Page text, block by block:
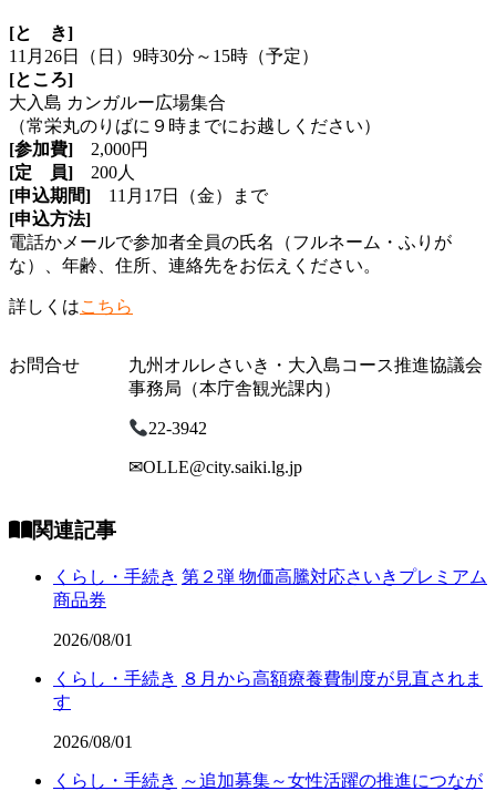
[と き]
11月26日（日）9時30分～15時（予定）
[ところ]
大入島 カンガルー広場集合
（常栄丸のりばに９時までにお越しください）
[参加費] 2,000円
[定 員] 200人
[申込期間] 11月17日（金）まで
[申込方法]
電話かメールで参加者全員の氏名（フルネーム・ふりが
な）、年齢、住所、連絡先をお伝えください。
詳しくはこちら
お問合せ
九州オルレさいき・大入島コース推進協議会
事務局（本庁舎観光課内）
22-3942
✉OLLE@city.saiki.lg.jp
関連記事
くらし・手続き 第２弾 物価高騰対応さいきプレミアム
商品券
2026/08/01
くらし・手続き ８月から高額療養費制度が見直されま
す
2026/08/01
くらし・手続き ～追加募集～女性活躍の推進につなが